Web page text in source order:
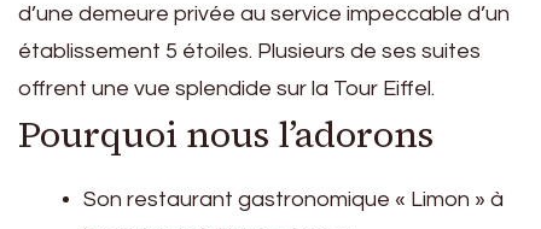
d’une demeure privée au service impeccable d’un
établissement 5 étoiles. Plusieurs de ses suites
offrent une vue splendide sur la Tour Eiffel.
Pourquoi nous l’adorons
Son restaurant gastronomique « Limon » à